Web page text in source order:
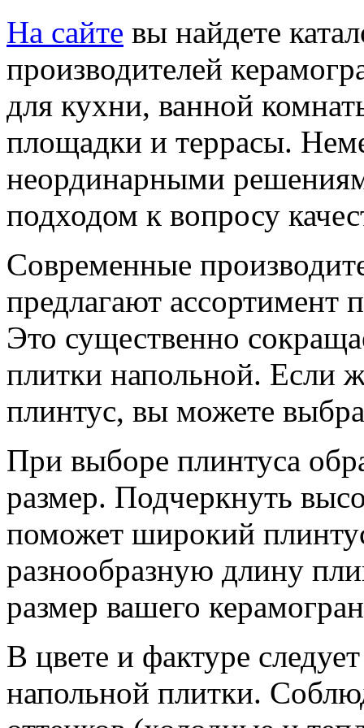
На сайте вы найдете
производителей
для кухни, ванной
площадки и террасы.
неординарными
подходом к вопросу
Современные
предлагают ассортимент
Это существенно
плитки напольной. Если
плинтус, вы можете
При выборе плинтуса
размер. Подчеркнуть
поможет широкий
разнообразную длину
размер вашего
В цвете и фактуре
напольной плитки.